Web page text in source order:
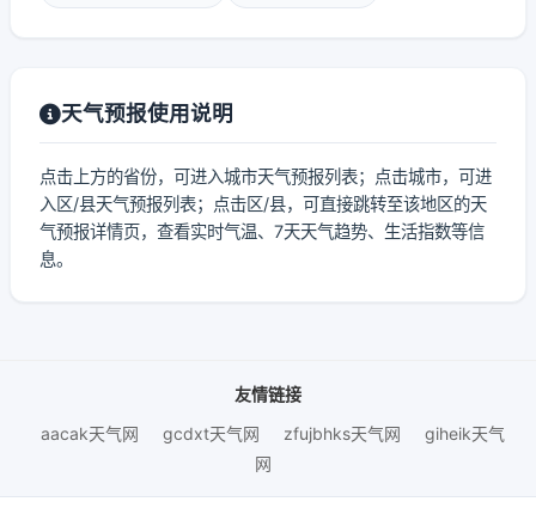
天气预报使用说明
点击上方的省份，可进入城市天气预报列表；点击城市，可进
入区/县天气预报列表；点击区/县，可直接跳转至该地区的天
气预报详情页，查看实时气温、7天天气趋势、生活指数等信
息。
友情链接
aacak天气网
gcdxt天气网 zfujbhks天气网
giheik天气
网